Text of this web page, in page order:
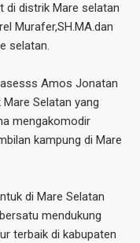
di distrik Mare selatan
Murafer,SH.MA.dan
selatan.
Amos Jonatan
Selatan yang
mengakomodir
kampung di Mare
di Mare Selatan
mendukung
terbaik di kabupaten